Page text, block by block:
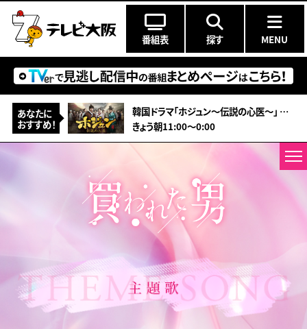
番組表 探す MENU
あなたに
おすすめ！
韓国ドラマ「ホジュン～伝説の心医～」 ＃26（字幕スーパー）
きょう朝11:00～0:00